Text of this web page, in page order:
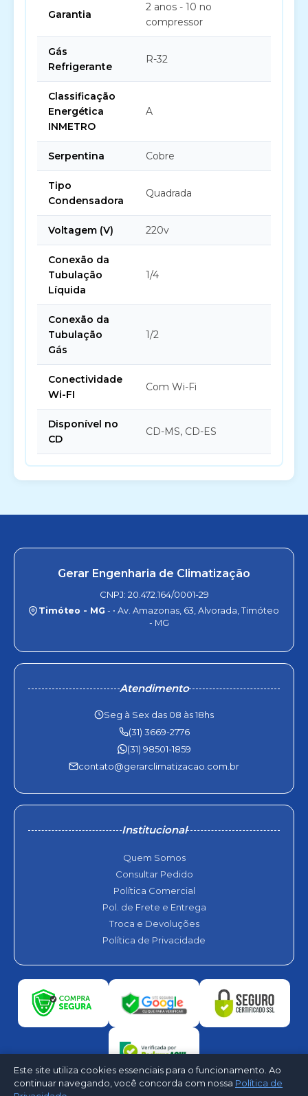
Garantia
2 anos - 10 no
compressor
Gás
Refrigerante
R-32
Classificação
Energética
INMETRO
A
Serpentina Cobre
Tipo
Condensadora
Quadrada
Voltagem (V) 220v
Conexão da
Tubulação
Líquida
1/4
Conexão da
Tubulação
Gás
1/2
Conectividade
Wi-FI
Com Wi-Fi
Disponível no
CD
CD-MS, CD-ES
Gerar Engenharia de Climatização
CNPJ: 20.472.164/0001-29
Timóteo - MG - • Av. Amazonas, 63, Alvorada, Timóteo
- MG
Atendimento
Seg à Sex das 08 às 18hs
(31) 3669-2776
(31) 98501-1859
contato@gerarclimatizacao.com.br
Institucional
Quem Somos
Consultar Pedido
Política Comercial
Pol. de Frete e Entrega
Troca e Devoluções
Política de Privacidade
Este site utiliza cookies essenciais para o funcionamento. Ao
continuar navegando, você concorda com nossa Política de